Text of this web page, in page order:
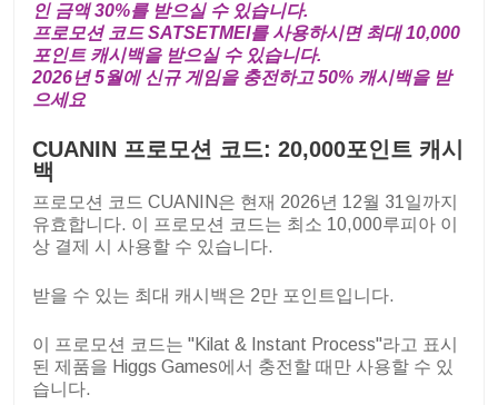
인 금액 30%를 받으실 수 있습니다.
프로모션 코드 SATSETMEI를 사용하시면 최대 10,000
포인트 캐시백을 받으실 수 있습니다.
2026년 5월에 신규 게임을 충전하고 50% 캐시백을 받
으세요
CUANIN 프로모션 코드: 20,000포인트 캐시
백
프로모션 코드 CUANIN은 현재 2026년 12월 31일까지
유효합니다. 이 프로모션 코드는 최소 10,000루피아 이
상 결제 시 사용할 수 있습니다.
받을 수 있는 최대 캐시백은 2만 포인트입니다.
이 프로모션 코드는 "Kilat & Instant Process"라고 표시
된 제품을 Higgs Games에서 충전할 때만 사용할 수 있
습니다.